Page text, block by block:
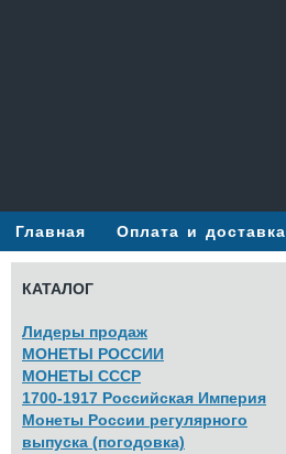
Главная Оплата и доставка
КАТАЛОГ
Лидеры продаж
МОНЕТЫ РОССИИ
МОНЕТЫ СССР
1700-1917 Российская Империя
Монеты России регулярного
выпуска (погодовка)